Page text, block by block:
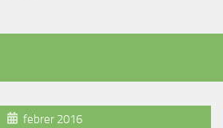
febrer 2016